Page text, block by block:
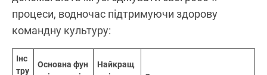
процеси, водночас підтримуючи здорову
командну культуру:
Інс
тру
Основна фун
Найкращ